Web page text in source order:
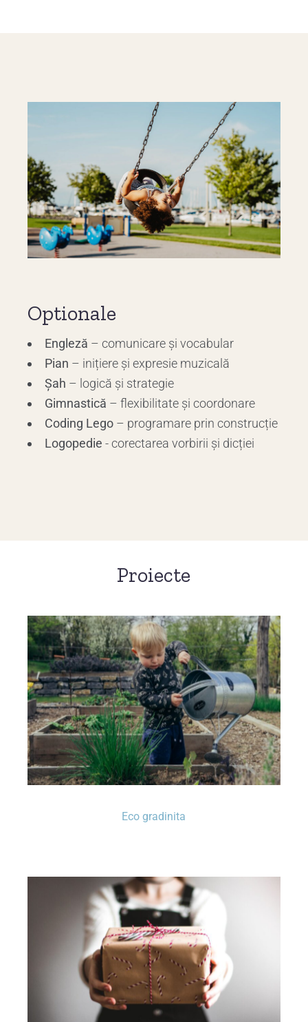
Optionale
Engleză – comunicare și vocabular
Pian – inițiere și expresie muzicală
Șah – logică și strategie
Gimnastică – flexibilitate și coordonare
Coding Lego – programare prin construcție
Logopedie - corectarea vorbirii și dicției
Proiecte
Eco gradinita